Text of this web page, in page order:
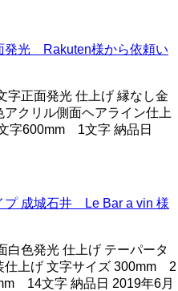
光 Rakuten様から依頼い
字正面発光 仕上げ 縁なし金
クリル側面ヘアライン仕上
字600mm 1文字 納品日
プ 成城石井 Le Bar a vin 様
白色発光 仕上げ テーパータ
仕上げ 文字サイズ 300mm 2
14文字 納品日 2019年6月